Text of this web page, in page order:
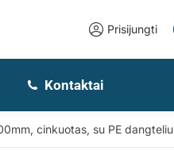
Prisijungti
Kontaktai
cinkuotas, su PE dangteliu